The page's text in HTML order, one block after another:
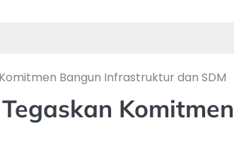
Bangun Infrastruktur dan SDM
Komitmen